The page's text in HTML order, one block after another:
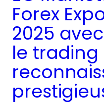
Forex
2025
le trading